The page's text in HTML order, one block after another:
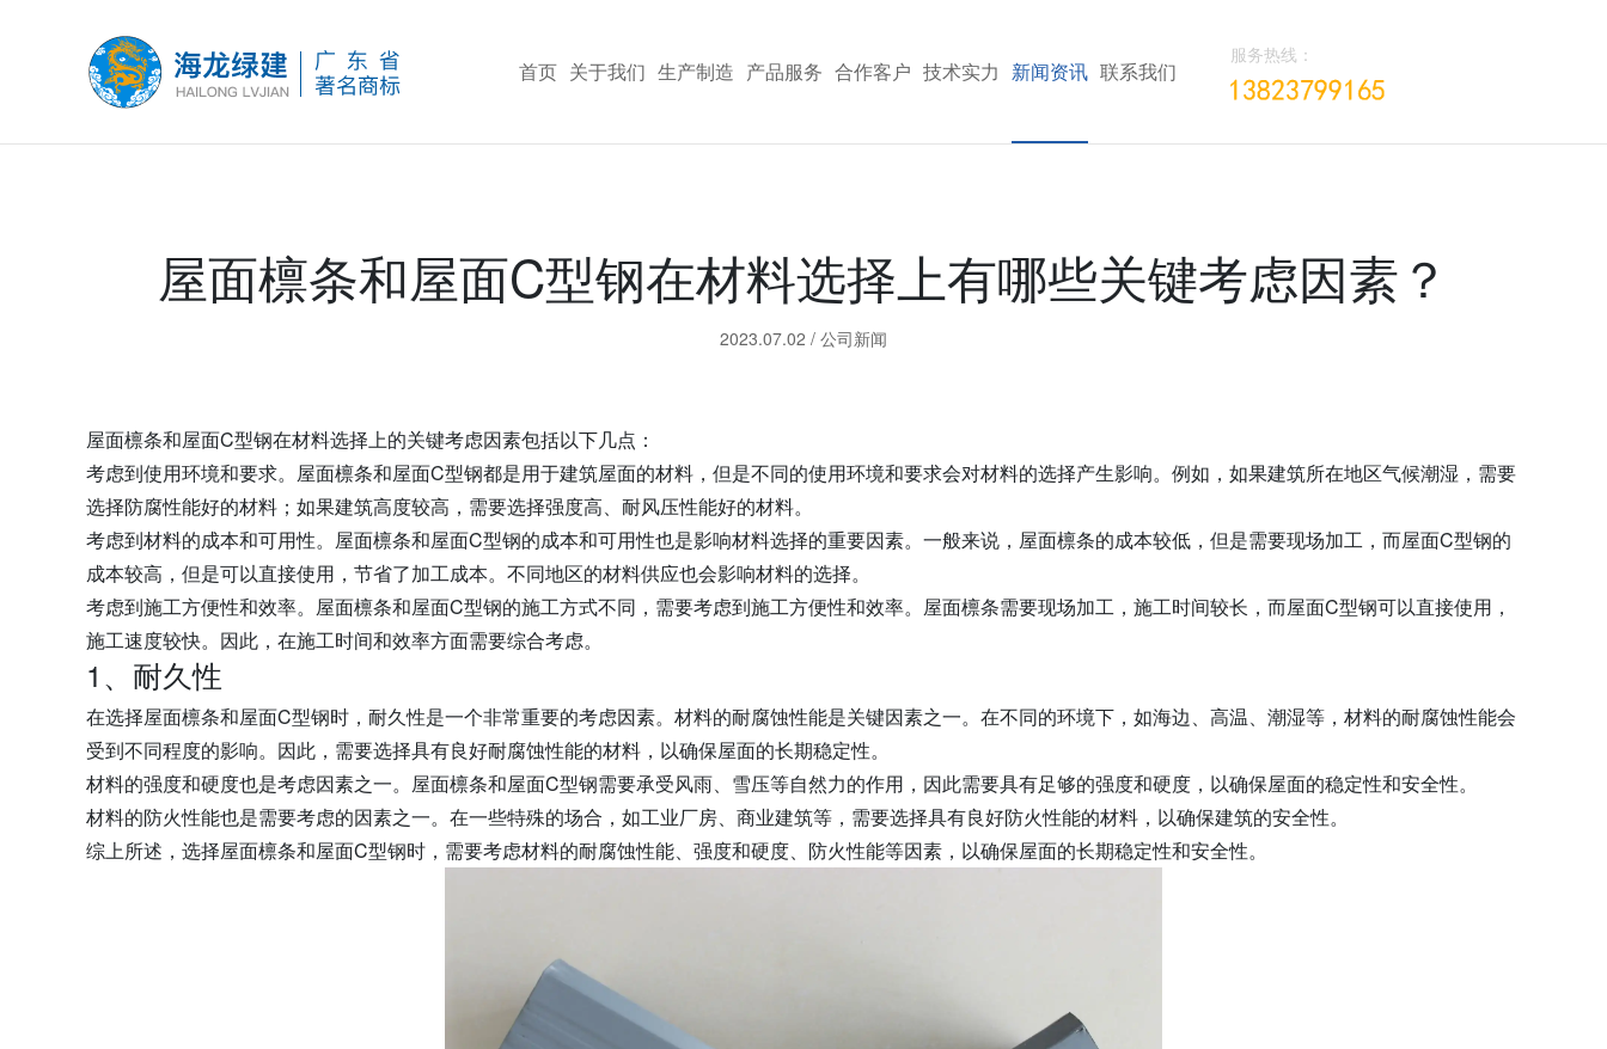
首页 关于我们 生产制造 产品服务 合作客户 技术实力 新闻资讯 联系我们
服务热线：
屋面檩条和屋面C型钢在材料选择上有哪些关键考虑因素？
2023.07.02 / 公司新闻
屋面檩条和屋面C型钢在材料选择上的关键考虑因素包括以下几点：
考虑到使用环境和要求。屋面檩条和屋面C型钢都是用于建筑屋面的材料，但是不同的使用环境和要求会对材料的选择产生影响。例如，如果建筑所在地区气候潮湿，需要
选择防腐性能好的材料；如果建筑高度较高，需要选择强度高、耐风压性能好的材料。
考虑到材料的成本和可用性。屋面檩条和屋面C型钢的成本和可用性也是影响材料选择的重要因素。一般来说，屋面檩条的成本较低，但是需要现场加工，而屋面C型钢的
成本较高，但是可以直接使用，节省了加工成本。不同地区的材料供应也会影响材料的选择。
考虑到施工方便性和效率。屋面檩条和屋面C型钢的施工方式不同，需要考虑到施工方便性和效率。屋面檩条需要现场加工，施工时间较长，而屋面C型钢可以直接使用，
施工速度较快。因此，在施工时间和效率方面需要综合考虑。
1、耐久性
在选择屋面檩条和屋面C型钢时，耐久性是一个非常重要的考虑因素。材料的耐腐蚀性能是关键因素之一。在不同的环境下，如海边、高温、潮湿等，材料的耐腐蚀性能会
受到不同程度的影响。因此，需要选择具有良好耐腐蚀性能的材料，以确保屋面的长期稳定性。
材料的强度和硬度也是考虑因素之一。屋面檩条和屋面C型钢需要承受风雨、雪压等自然力的作用，因此需要具有足够的强度和硬度，以确保屋面的稳定性和安全性。
材料的防火性能也是需要考虑的因素之一。在一些特殊的场合，如工业厂房、商业建筑等，需要选择具有良好防火性能的材料，以确保建筑的安全性。
综上所述，选择屋面檩条和屋面C型钢时，需要考虑材料的耐腐蚀性能、强度和硬度、防火性能等因素，以确保屋面的长期稳定性和安全性。